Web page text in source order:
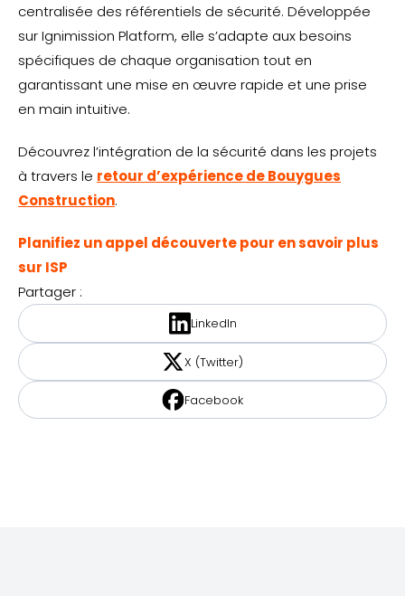
centralisée des référentiels de sécurité. Développée
sur Ignimission Platform, elle s’adapte aux besoins
spécifiques de chaque organisation tout en
garantissant une mise en œuvre rapide et une prise
en main intuitive.
Découvrez l’intégration de la sécurité dans les projets
à travers le retour d’expérience de Bouygues
Construction.
Planifiez un appel découverte pour en savoir plus
sur ISP
Partager :
LinkedIn
X (Twitter)
Facebook